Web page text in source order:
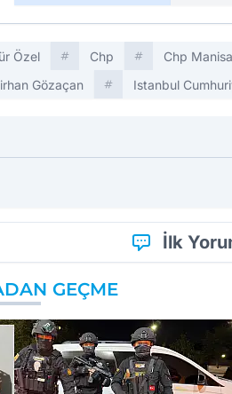
Özel Chp Chp
Gözaçan
Istanbul
İlk
GEÇME